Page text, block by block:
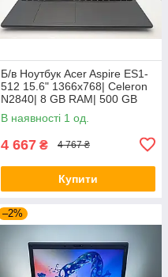
Б/в Ноутбук Acer Aspire ES1-
512 15.6" 1366x768| Celeron
N2840| 8 GB RAM| 500 GB
HDD| HD
В наявності 1 од.
4 667 ₴ 4 767 ₴
Купити
–2%